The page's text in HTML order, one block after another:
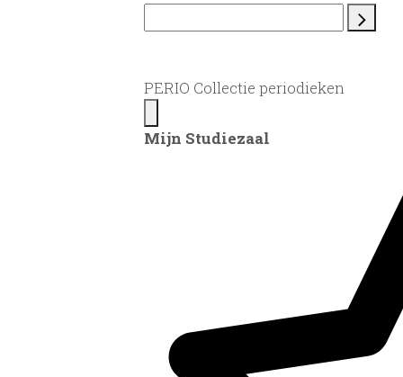
PERIO Collectie periodieken
Mijn Studiezaal